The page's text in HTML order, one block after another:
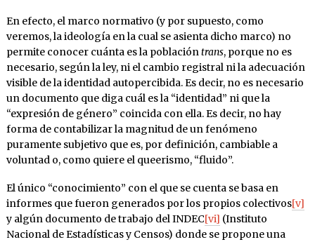
En efecto, el marco normativo (y por supuesto, como
veremos, la ideología en la cual se asienta dicho marco) no
permite conocer cuánta es la población trans, porque no es
necesario, según la ley, ni el cambio registral ni la adecuación
visible de la identidad autopercibida. Es decir, no es necesario
un documento que diga cuál es la “identidad” ni que la
“expresión de género” coincida con ella. Es decir, no hay
forma de contabilizar la magnitud de un fenómeno
puramente subjetivo que es, por definición, cambiable a
voluntad o, como quiere el queerismo, “fluido”.
El único “conocimiento” con el que se cuenta se basa en
informes que fueron generados por los propios colectivos[v]
y algún documento de trabajo del INDEC[vi] (Instituto
Nacional de Estadísticas y Censos) donde se propone una